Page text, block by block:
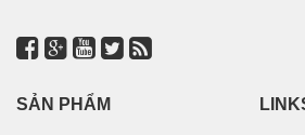
SẢN PHẨM